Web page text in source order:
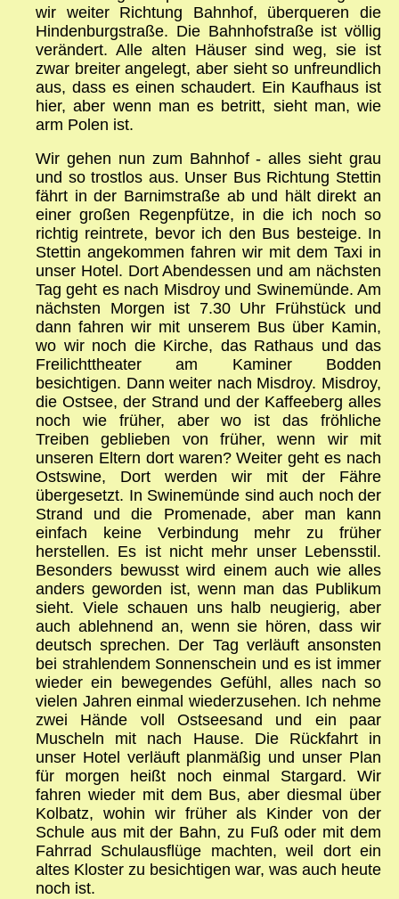
wir weiter Richtung Bahnhof, überqueren die
Hindenburgstraße. Die Bahnhofstraße ist völlig
verändert. Alle alten Häuser sind weg, sie ist
zwar breiter angelegt, aber sieht so unfreundlich
aus, dass es einen schaudert. Ein Kaufhaus ist
hier, aber wenn man es betritt, sieht man, wie
arm Polen ist.
Wir gehen nun zum Bahnhof - alles sieht grau
und so trostlos aus. Unser Bus Richtung Stettin
fährt in der Barnimstraße ab und hält direkt an
einer großen Regenpfütze, in die ich noch so
richtig reintrete, bevor ich den Bus besteige. In
Stettin angekommen fahren wir mit dem Taxi in
unser Hotel. Dort Abendessen und am nächsten
Tag geht es nach Misdroy und Swinemünde. Am
nächsten Morgen ist 7.30 Uhr Frühstück und
dann fahren wir mit unserem Bus über Kamin,
wo wir noch die Kirche, das Rathaus und das
Freilichttheater am Kaminer Bodden
besichtigen. Dann weiter nach Misdroy. Misdroy,
die Ostsee, der Strand und der Kaffeeberg alles
noch wie früher, aber wo ist das fröhliche
Treiben geblieben von früher, wenn wir mit
unseren Eltern dort waren? Weiter geht es nach
Ostswine, Dort werden wir mit der Fähre
übergesetzt. In Swinemünde sind auch noch der
Strand und die Promenade, aber man kann
einfach keine Verbindung mehr zu früher
herstellen. Es ist nicht mehr unser Lebensstil.
Besonders bewusst wird einem auch wie alles
anders geworden ist, wenn man das Publikum
sieht. Viele schauen uns halb neugierig, aber
auch ablehnend an, wenn sie hören, dass wir
deutsch sprechen. Der Tag verläuft ansonsten
bei strahlendem Sonnenschein und es ist immer
wieder ein bewegendes Gefühl, alles nach so
vielen Jahren einmal wiederzusehen. Ich nehme
zwei Hände voll Ostseesand und ein paar
Muscheln mit nach Hause. Die Rückfahrt in
unser Hotel verläuft planmäßig und unser Plan
für morgen heißt noch einmal Stargard. Wir
fahren wieder mit dem Bus, aber diesmal über
Kolbatz, wohin wir früher als Kinder von der
Schule aus mit der Bahn, zu Fuß oder mit dem
Fahrrad Schulausflüge machten, weil dort ein
altes Kloster zu besichtigen war, was auch heute
noch ist.